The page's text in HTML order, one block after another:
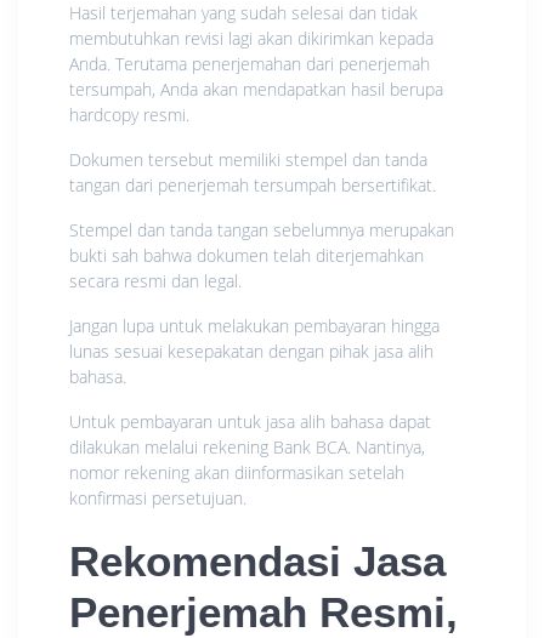
Hasil terjemahan yang sudah selesai dan tidak
membutuhkan revisi lagi akan dikirimkan kepada
Anda. Terutama penerjemahan dari penerjemah
tersumpah, Anda akan mendapatkan hasil berupa
hardcopy resmi.
Dokumen tersebut memiliki stempel dan tanda
tangan dari penerjemah tersumpah bersertifikat.
Stempel dan tanda tangan sebelumnya merupakan
bukti sah bahwa dokumen telah diterjemahkan
secara resmi dan legal.
Jangan lupa untuk melakukan pembayaran hingga
lunas sesuai kesepakatan dengan pihak jasa alih
bahasa.
Untuk pembayaran untuk jasa alih bahasa dapat
dilakukan melalui rekening Bank BCA. Nantinya,
nomor rekening akan diinformasikan setelah
konfirmasi persetujuan.
Rekomendasi Jasa
Penerjemah Resmi,